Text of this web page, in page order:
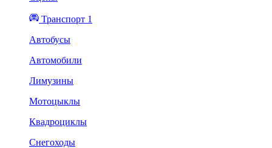
Транспорт 1
Автобусы
Автомобили
Лимузины
Мотоцыклы
Квадроциклы
Снегоходы